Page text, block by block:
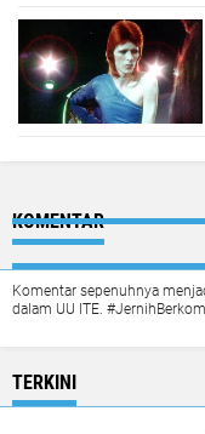
KOMENTAR
Komentar sepenuhnya
dalam UU ITE.
TERKINI